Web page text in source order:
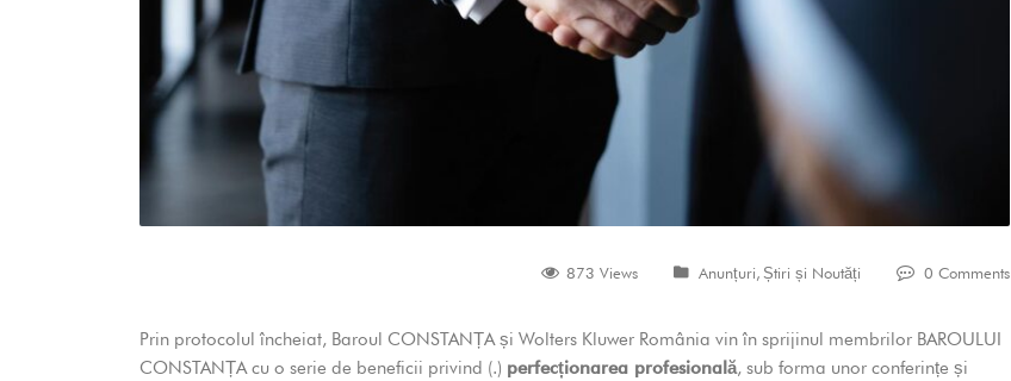
873 Views Anunțuri, Știri și Noutăți 0 Comments
Prin protocolul încheiat, Baroul CONSTANȚA și Wolters Kluwer România vin în sprijinul membrilor BAROULUI
CONSTANȚA cu o serie de beneficii privind (.) perfecționarea profesională, sub forma unor conferințe și